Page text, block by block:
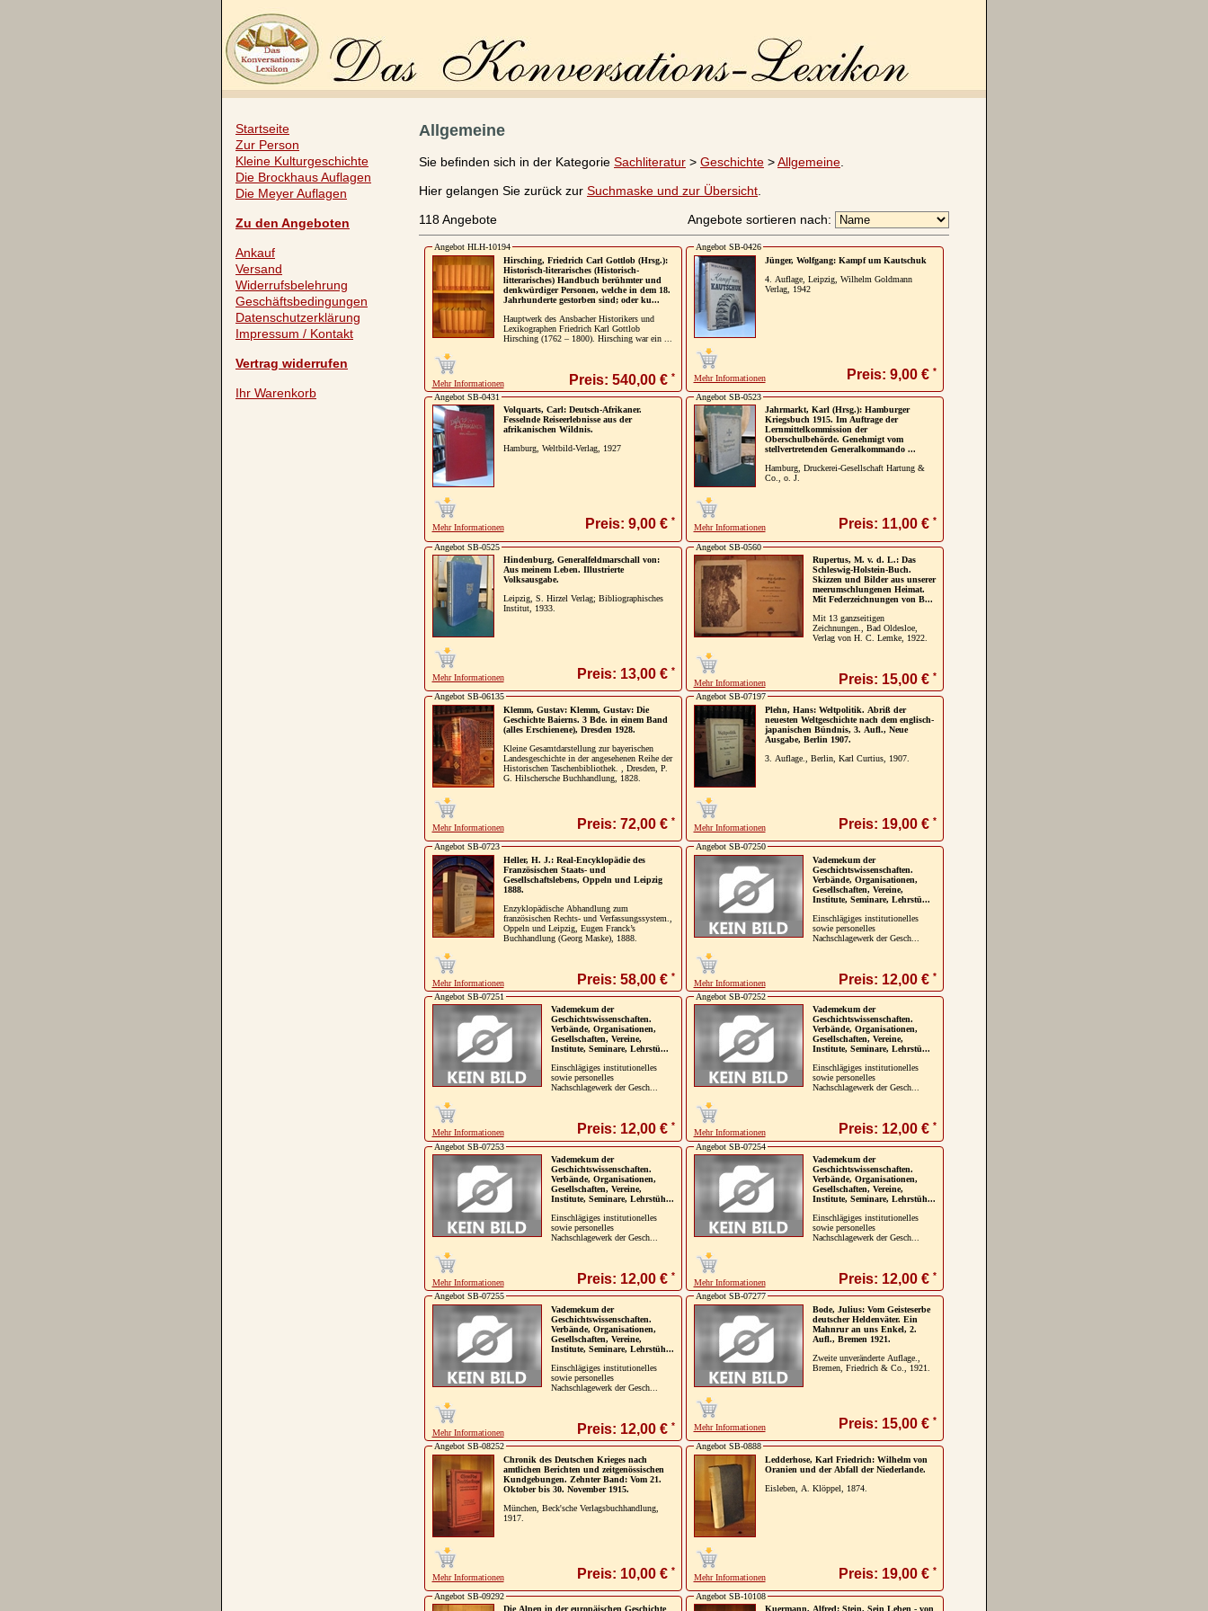
Startseite
Zur Person
Kleine Kulturgeschichte
Die Brockhaus Auflagen
Die Meyer Auflagen
Zu den Angeboten
Ankauf
Versand
Widerrufsbelehrung
Geschäftsbedingungen
Datenschutzerklärung
Impressum / Kontakt
Vertrag widerrufen
Ihr Warenkorb
Allgemeine
Sie befinden sich in der Kategorie Sachliteratur > Geschichte >Allgemeine
Hier gelangen Sie zurück zur Suchmaske und zur Übersicht
118 Angebote
Angebote sortieren nach:
Angebot HLH-10194
Hirsching, Friedrich Carl Gottlob (Hrsg.):
Historisch-literarisches (Historisch-
litterarisches) Handbuch berühmter und
denkwürdiger Personen, welche in dem 18.
Jahrhunderte gestorben sind; oder ku...
Hauptwerk des Ansbacher Historikers und
Lexikographen Friedrich Karl Gottlob
Hirsching (1762 – 1800). Hirsching war ein ...
Mehr Informationen Preis: 540,00 € *
Angebot SB-0426
Jünger, Wolfgang: Kampf um Kautschuk
4. Auflage, Leipzig, Wilhelm Goldmann
Verlag, 1942
Mehr Informationen Preis: 9,00 € *
Angebot SB-0431
Volquarts, Carl: Deutsch-Afrikaner.
Fesselnde Reiseerlebnisse aus der
afrikanischen Wildnis.
Hamburg, Weltbild-Verlag, 1927
Mehr Informationen Preis: 9,00 € *
Angebot SB-0523
Jahrmarkt, Karl (Hrsg.): Hamburger
Kriegsbuch 1915. Im Auftrage der
Lernmittelkommission der
Oberschulbehörde. Genehmigt vom
stellvertretenden Generalkommando ...
Hamburg, Druckerei-Gesellschaft Hartung &
Co., o. J.
Mehr Informationen Preis: 11,00 € *
Angebot SB-0525
Hindenburg, Generalfeldmarschall von:
Aus meinem Leben. Illustrierte
Volksausgabe.
Leipzig, S. Hirzel Verlag; Bibliographisches
Institut, 1933.
Mehr Informationen Preis: 13,00 € *
Angebot SB-0560
Rupertus, M. v. d. L.: Das
Schleswig-Holstein-Buch.
Skizzen und Bilder aus unserer
meerumschlungenen Heimat.
Mit Federzeichnungen von B...
Mit 13 ganzseitigen
Zeichnungen., Bad Oldesloe,
Verlag von H. C. Lemke, 1922.
Mehr Informationen Preis: 15,00 € *
Angebot SB-06135
Klemm, Gustav: Klemm, Gustav: Die
Geschichte Baierns. 3 Bde. in einem Band
(alles Erschienene), Dresden 1928.
Kleine Gesamtdarstellung zur bayerischen
Landesgeschichte in der angesehenen Reihe der
Historischen Taschenbibliothek. , Dresden, P.
G. Hilschersche Buchhandlung, 1828.
Mehr Informationen Preis: 72,00 € *
Angebot SB-07197
Plehn, Hans: Weltpolitik. Abriß der
neuesten Weltgeschichte nach dem englisch-
japanischen Bündnis, 3. Aufl., Neue
Ausgabe, Berlin 1907.
3. Auflage., Berlin, Karl Curtius, 1907.
Mehr Informationen Preis: 19,00 € *
Angebot SB-0723
Heller, H. J.: Real-Encyklopädie des
Französischen Staats- und
Gesellschaftslebens, Oppeln und Leipzig
1888.
Enzyklopädische Abhandlung zum
französischen Rechts- und Verfassungssystem.,
Oppeln und Leipzig, Eugen Franck’s
Buchhandlung (Georg Maske), 1888.
Mehr Informationen Preis: 58,00 € *
Angebot SB-07250
Vademekum der
Geschichtswissenschaften.
Verbände, Organisationen,
Gesellschaften, Vereine,
Institute, Seminare, Lehrstü...
Einschlägiges institutionelles
sowie personelles
Nachschlagewerk der Gesch...
Mehr Informationen Preis: 12,00 € *
Angebot SB-07251
Vademekum der
Geschichtswissenschaften.
Verbände, Organisationen,
Gesellschaften, Vereine,
Institute, Seminare, Lehrstü...
Einschlägiges institutionelles
sowie personelles
Nachschlagewerk der Gesch...
Mehr Informationen Preis: 12,00 € *
Angebot SB-07252
Vademekum der
Geschichtswissenschaften.
Verbände, Organisationen,
Gesellschaften, Vereine,
Institute, Seminare, Lehrstü...
Einschlägiges institutionelles
sowie personelles
Nachschlagewerk der Gesch...
Mehr Informationen Preis: 12,00 € *
Angebot SB-07253
Vademekum der
Geschichtswissenschaften.
Verbände, Organisationen,
Gesellschaften, Vereine,
Institute, Seminare, Lehrstüh...
Einschlägiges institutionelles
sowie personelles
Nachschlagewerk der Gesch...
Mehr Informationen Preis: 12,00 € *
Angebot SB-07254
Vademekum der
Geschichtswissenschaften.
Verbände, Organisationen,
Gesellschaften, Vereine,
Institute, Seminare, Lehrstüh...
Einschlägiges institutionelles
sowie personelles
Nachschlagewerk der Gesch...
Mehr Informationen Preis: 12,00 € *
Angebot SB-07255
Vademekum der
Geschichtswissenschaften.
Verbände, Organisationen,
Gesellschaften, Vereine,
Institute, Seminare, Lehrstüh...
Einschlägiges institutionelles
sowie personelles
Nachschlagewerk der Gesch...
Mehr Informationen Preis: 12,00 € *
Angebot SB-07277
Bode, Julius: Vom Geisteserbe
deutscher Heldenväter. Ein
Mahnrur an uns Enkel, 2.
Aufl., Bremen 1921.
Zweite unveränderte Auflage.,
Bremen, Friedrich & Co., 1921.
Mehr Informationen Preis: 15,00 € *
Angebot SB-08252
Chronik des Deutschen Krieges nach
amtlichen Berichten und zeitgenössischen
Kundgebungen. Zehnter Band: Vom 21.
Oktober bis 30. November 1915.
München, Beck'sche Verlagsbuchhandlung,
1917.
Mehr Informationen Preis: 10,00 € *
Angebot SB-0888
Ledderhose, Karl Friedrich: Wilhelm von
Oranien und der Abfall der Niederlande.
Eisleben, A. Klöppel, 1874.
Mehr Informationen Preis: 19,00 € *
Angebot SB-09292
Die Alpen in der europäischen Geschichte
Angebot SB-10108
Kuermann, Alfred: Stein. Sein Leben - von